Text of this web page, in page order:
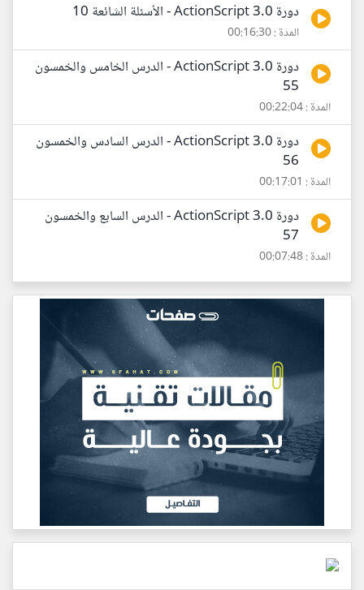
دورة ActionScript 3.0 - الأسئلة الشائعة 10
المدة : 00:16:30
دورة ActionScript 3.0 - الدرس الخامس والخمسون
55
المدة : 00:22:04
دورة ActionScript 3.0 - الدرس السادس والخمسون
56
المدة : 00:17:01
دورة ActionScript 3.0 - الدرس السابع والخمسون
57
المدة : 00:07:48